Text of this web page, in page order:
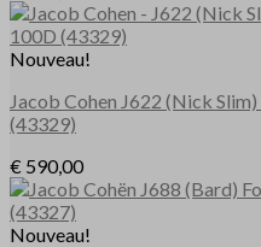
Nouveau!
Jacob Cohen J622 (Nick Slim)
(43329)
€ 590,00
Nouveau!